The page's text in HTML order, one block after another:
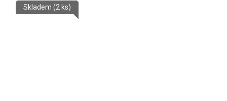
Skladem (2 ks)